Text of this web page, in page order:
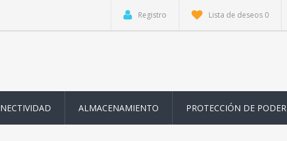
Registro Lista de deseos 0
ALMACENAMIENTO PROTECCIÓN DE PODER